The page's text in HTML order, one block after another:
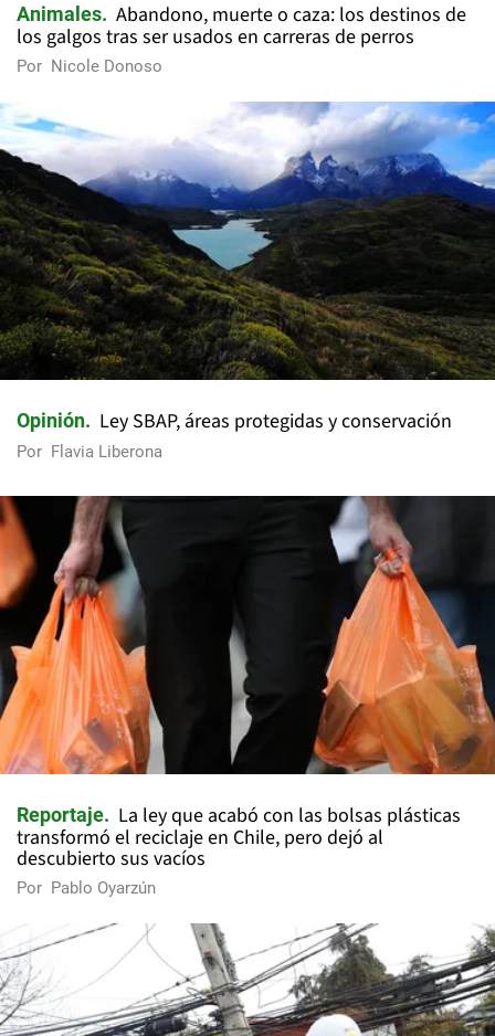
Animales
Abandono, muerte o caza: los destinos de
los galgos tras ser usados en carreras de perros
Por Nicole Donoso
Opinión Ley SBAP, áreas protegidas y conservación
Por Flavia Liberona
Reportaje
La ley que acabó con las bolsas plásticas
transformó el reciclaje en Chile, pero dejó al
descubierto sus vacíos
Por Pablo Oyarzún